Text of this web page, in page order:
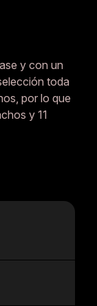
y con un
toda
por lo que
y 11